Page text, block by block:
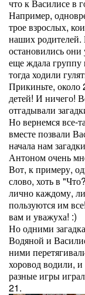
что к Василисе в
Например,
трое взрослых,
наших родителей.
остановились
еще ждала группу
тогда ходили
Прикиньте, около
детей! И ничего!
отгадывали
Но вернемся все-
вместе позвали
начала нам
Антоном очень
Вот, к примеру,
слово, хоть в
лично каждому,
пользуются им
вам и уважуха! :)
Но одними
Водяной и
ними
хоровод водили,
разные игры
21.